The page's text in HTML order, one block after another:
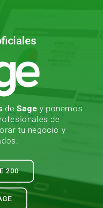
de Sage y ponemos
de
tu negocio y
200